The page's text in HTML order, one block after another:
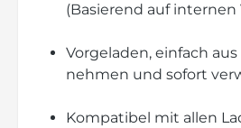
(Basierend auf internen
Vorgeladen, einfach
nehmen und sofort
Kompatibel mit allen